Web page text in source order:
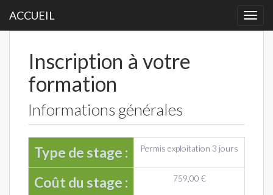
ACCUEIL
Inscription à votre
formation
Informations générales
Type de stage : Permis exploitation 3 jours
Coût du stage : 759,00 €